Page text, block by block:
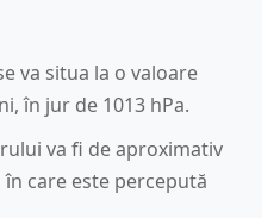
va situa la o valoare
în jur de 1013 hPa.
va fi de aproximativ
care este percepută